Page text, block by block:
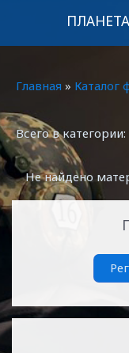
ПЛАНЕТА
Главная » Каталог
Всего в категории:
Не найдено